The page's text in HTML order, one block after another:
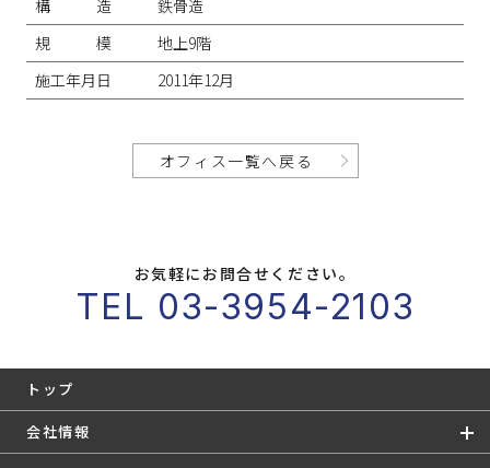
構造
鉄骨造
規模
地上9階
施工年月日
2011年12月
オフィス一覧へ戻る
お気軽にお問合せください。
TEL 03-3954-2103
トップ
会社情報